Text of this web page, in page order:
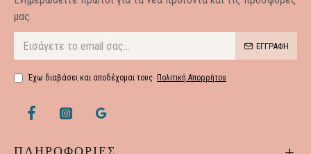
μας.
ΕΓΓΡΑΦΗ
Έχω διαβάσει και αποδέχομαι τους Πολιτική Απορρήτου
ΠΛΗΡΟΦΟΡΙΕΣ